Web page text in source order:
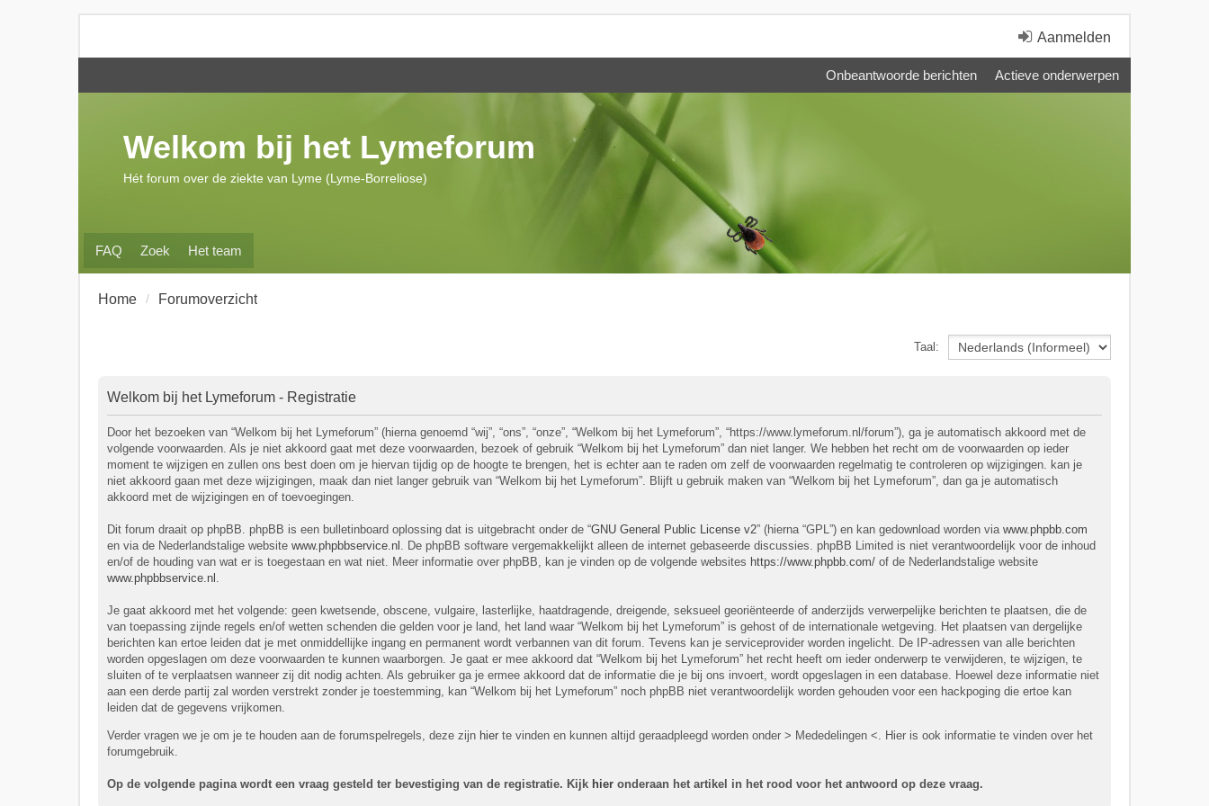
Aanmelden
Onbeantwoorde berichten Actieve onderwerpen
FAQ Zoek Het team
Welkom bij het Lymeforum
Hét forum over de ziekte van Lyme (Lyme-Borreliose)
Home Forumoverzicht
Taal:
Welkom bij het Lymeforum - Registratie
Door het bezoeken van “Welkom bij het Lymeforum” (hierna genoemd “wij”, “ons”, “onze”, “Welkom bij het Lymeforum”, “https://www.lymeforum.nl/forum”), ga je automatisch akkoord met de
volgende voorwaarden. Als je niet akkoord gaat met deze voorwaarden, bezoek of gebruik “Welkom bij het Lymeforum” dan niet langer. We hebben het recht om de voorwaarden op ieder
moment te wijzigen en zullen ons best doen om je hiervan tijdig op de hoogte te brengen, het is echter aan te raden om zelf de voorwaarden regelmatig te controleren op wijzigingen. kan je
niet akkoord gaan met deze wijzigingen, maak dan niet langer gebruik van “Welkom bij het Lymeforum”. Blijft u gebruik maken van “Welkom bij het Lymeforum”, dan ga je automatisch
akkoord met de wijzigingen en of toevoegingen.
Dit forum draait op phpBB. phpBB is een bulletinboard oplossing dat is uitgebracht onder de “GNU General Public License v2” (hierna “GPL”) en kan gedownload worden via www.phpbb.com
en via de Nederlandstalige website www.phpbbservice.nl . De phpBB software vergemakkelijkt alleen de internet gebaseerde discussies. phpBB Limited is niet verantwoordelijk voor de inhoud
en/of de houding van wat er is toegestaan en wat niet. Meer informatie over phpBB, kan je vinden op de volgende websites https://www.phpbb.com/ of de Nederlandstalige website
www.phpbbservice.nl .
Je gaat akkoord met het volgende: geen kwetsende, obscene, vulgaire, lasterlijke, haatdragende, dreigende, seksueel georiënteerde of anderzijds verwerpelijke berichten te plaatsen, die de
van toepassing zijnde regels en/of wetten schenden die gelden voor je land, het land waar “Welkom bij het Lymeforum” is gehost of de internationale wetgeving. Het plaatsen van dergelijke
berichten kan ertoe leiden dat je met onmiddellijke ingang en permanent wordt verbannen van dit forum. Tevens kan je serviceprovider worden ingelicht. De IP-adressen van alle berichten
worden opgeslagen om deze voorwaarden te kunnen waarborgen. Je gaat er mee akkoord dat “Welkom bij het Lymeforum” het recht heeft om ieder onderwerp te verwijderen, te wijzigen, te
sluiten of te verplaatsen wanneer zij dit nodig achten. Als gebruiker ga je ermee akkoord dat de informatie die je bij ons invoert, wordt opgeslagen in een database. Hoewel deze informatie niet
aan een derde partij zal worden verstrekt zonder je toestemming, kan “Welkom bij het Lymeforum” noch phpBB niet verantwoordelijk worden gehouden voor een hackpoging die ertoe kan
leiden dat de gegevens vrijkomen.
Verder vragen we je om je te houden aan de forumspelregels, deze zijn hier te vinden en kunnen altijd geraadpleegd worden onder > Mededelingen <. Hier is ook informatie te vinden over het
forumgebruik.
Op de volgende pagina wordt een vraag gesteld ter bevestiging van de registratie. Kijk hier onderaan het artikel in het rood voor het antwoord op deze vraag.